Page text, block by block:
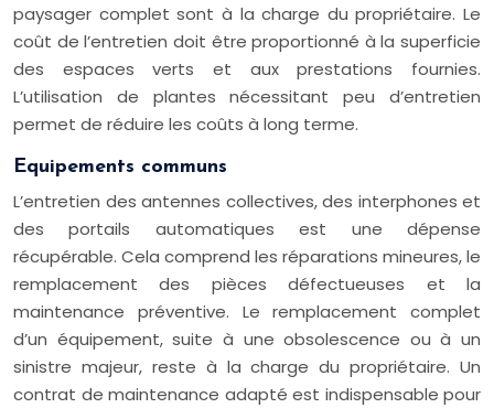
paysager complet sont à la charge du propriétaire. Le
coût de l’entretien doit être proportionné à la superficie
des espaces verts et aux prestations fournies.
L’utilisation de plantes nécessitant peu d’entretien
permet de réduire les coûts à long terme.
Equipements communs
L’entretien des antennes collectives, des interphones et
des portails automatiques est une dépense
récupérable. Cela comprend les réparations mineures, le
remplacement des pièces défectueuses et la
maintenance préventive. Le remplacement complet
d’un équipement, suite à une obsolescence ou à un
sinistre majeur, reste à la charge du propriétaire. Un
contrat de maintenance adapté est indispensable pour